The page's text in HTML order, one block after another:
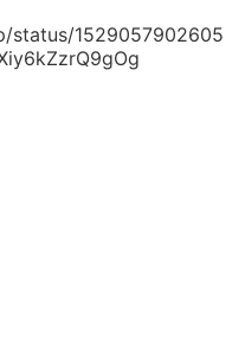
status/1529057902605